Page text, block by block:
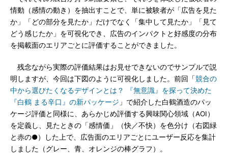
情動（感情の動き）を抽出すことで、単に被験者が「広告を見た
か」「どの部分を見たか」だけでなく「集中して見たか」「見て
どう感じたか」を可視化でき、広告のインパクトと好感度の分布
を掲載面のエリアごとに評価することができました。
残念ながら実際の評価結果はお見せできないのでサンプルで説
明しますが、今回は下図のように可視化しました。前回「競合の
中から選びたくなるデザインとは？ 『無意識』を探って決めた
『白鶴 まる辛口』の新パッケージ 」で紹介した白鶴酒造のパッ
ケージ評価と同様に、あらかじめ評価する興味関心領域（AOI）
を定義し、見たときの「感情価」（快／不快）を色分け（右図緑
と赤の●）した上で、広告面のエリアごとにユーザー反応を集計
しました（グレー、青、オレンジの棒グラフ）。